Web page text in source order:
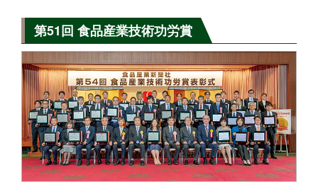
第51回 食品産業技術功労賞